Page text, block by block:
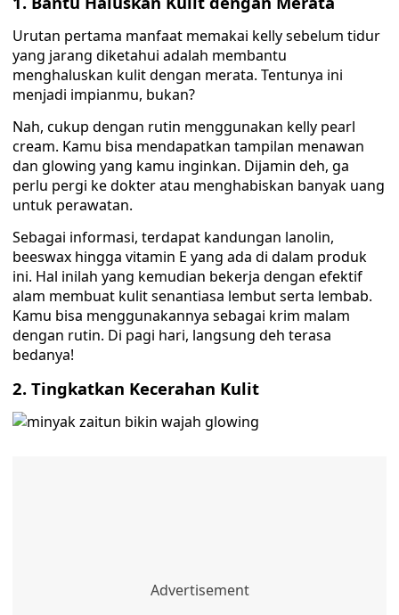
Urutan pertama manfaat memakai kelly sebelum tidur
yang jarang diketahui adalah membantu
menghaluskan kulit dengan merata. Tentunya ini
menjadi impianmu, bukan?
Nah, cukup dengan rutin menggunakan kelly pearl
cream. Kamu bisa mendapatkan tampilan menawan
dan glowing yang kamu inginkan. Dijamin deh, ga
perlu pergi ke dokter atau menghabiskan banyak uang
untuk perawatan.
Sebagai informasi, terdapat kandungan lanolin,
beeswax hingga vitamin E yang ada di dalam produk
ini. Hal inilah yang kemudian bekerja dengan efektif
alam membuat kulit senantiasa lembut serta lembab.
Kamu bisa menggunakannya sebagai krim malam
dengan rutin. Di pagi hari, langsung deh terasa
bedanya!
2. Tingkatkan Kecerahan Kulit